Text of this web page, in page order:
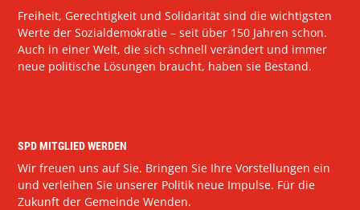
Freiheit, Gerechtigkeit und Solidarität sind die wichtigsten
Werte der Sozialdemokratie – seit über 150 Jahren schon.
Auch in einer Welt, die sich schnell verändert und immer
neue politische Lösungen braucht, haben sie Bestand.
SPD MITGLIED WERDEN
Wir freuen uns auf Sie. Bringen Sie Ihre Vorstellungen ein
und verleihen Sie unserer Politik neue Impulse. Für die
Zukunft der Gemeinde Wenden.